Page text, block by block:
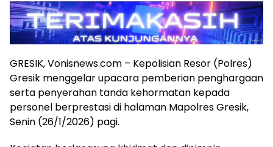
GRESIK, Vonisnews.com – Kepolisian Resor (Polres)
Gresik menggelar upacara pemberian penghargaan
serta penyerahan tanda kehormatan kepada
personel berprestasi di halaman Mapolres Gresik,
Senin (26/1/2026) pagi.